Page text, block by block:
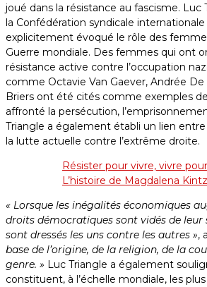
joué dans la résistance au fascisme. Luc
la Confédération syndicale internationale
explicitement évoqué le rôle des
Guerre mondiale. Des femmes qui ont
résistance active contre l’occupation
comme Octavie Van Gaever, Andrée
Briers ont été cités comme exemples
affronté la persécution,
Triangle a également établi un lien
la lutte actuelle contre l’extrême droite.
Résister pour vivre, vivre pour
L’histoire de Magdalena
« Lorsque les inégalités économiques
droits démocratiques sont vidés de leur
sont dressés les uns contre les autres »,
base de l’origine, de la religion, de la
genre. » Luc Triangle a également
constituent, à l’échelle mondiale, les